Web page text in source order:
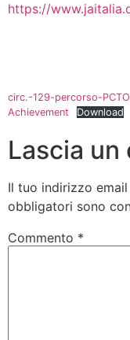
https://
circ.-129-percorso-
Achievement
Download
Lascia
Il tuo indirizzo
obbligatori sono
Commento *